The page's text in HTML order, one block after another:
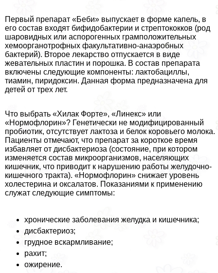
Первый препарат «Беби» выпускает в форме капель, в
его состав входят бифидобактерии и стрептококков (род
шаровидных или аспорогенных грамположительных
хемоорганотрофных факультативно-анаэробных
бактерий). Второе лекарство отпускается в виде
жевательных пластин и порошка. В состав препарата
включены следующие компоненты: лактобациллы,
тиамин, пиридоксин. Данная форма предназначена для
детей от трех лет.
Что выбрать «Хилак Форте», «Линекс» или
«Нормофлорин»? Генетически не модифицированный
пробиотик, отсутствует лактоза и белок коровьего молока.
Пациенты отмечают, что препарат за короткое время
избавляет от дисбактериоза (состояние, при котором
изменяется состав микроорганизмов, населяющих
кишечник, что приводит к нарушению работы желудочно-
кишечного тpaкта). «Нормофлорин» снижает уровень
холестерина и оксалатов. Показаниями к применению
служат следующие симптомы:
хронические заболевания желудка и кишечника;
дисбактериоз;
грудное вскармливание;
рахит;
ожирение.